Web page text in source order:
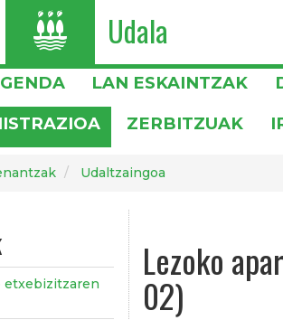
I Udala
LAN ESKAINTZAK
ZERBITZUAK
Udaltzaingoa
etxebizitzaren
Lezoko
02)